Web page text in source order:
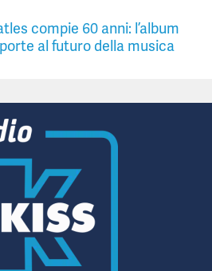
compie 60 anni: l’album
al futuro della musica